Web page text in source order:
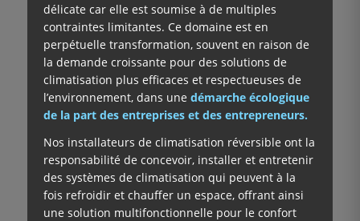
délicate car elle est soumise à de multiples
contraintes limitantes. Ce domaine est en
perpétuelle transformation, souvent en raison de
la demande croissante pour des solutions de
climatisation plus efficaces et respectueuses de
l’environnement, dans une démarche écologique
de la part des entreprises et des entrepreneurs.
Nos installateurs de climatisation réversible ont la
responsabilité de concevoir, installer et entretenir
des systèmes de climatisation qui peuvent à la
fois refroidir et chauffer un espace, offrant ainsi
une solution multifonctionnelle pour le confort